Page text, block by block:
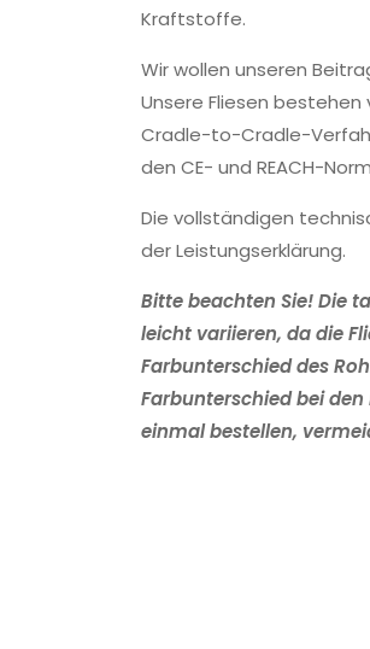
Kraftstoffe.
Wir wollen unseren
Unsere Fliesen
Cradle-to-Cradle-
den CE- und REACH-
Die vollständigen
der Leistungserklärung.
Bitte beachten Sie!Die
leicht variieren, da die
Farbunterschied des
Farbunterschied bei den
einmal bestellen,